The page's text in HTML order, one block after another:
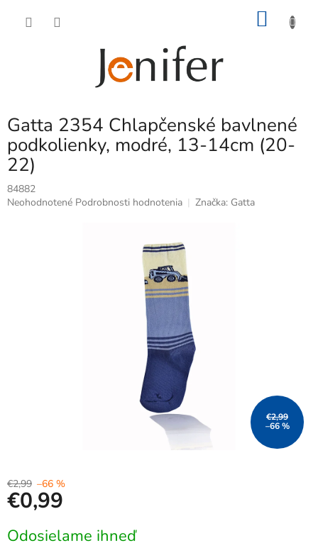
Gatta 2354 Chlapčenské bavlnené
podkolienky, modré, 13-14cm (20-
22)
84882
Priemerné
Neohodnotené Podrobnosti hodnotenia Značka: Gatta
€2,99
–66 %
€2,99 –66 %
€0,99
cena:
Odosielame ihneď